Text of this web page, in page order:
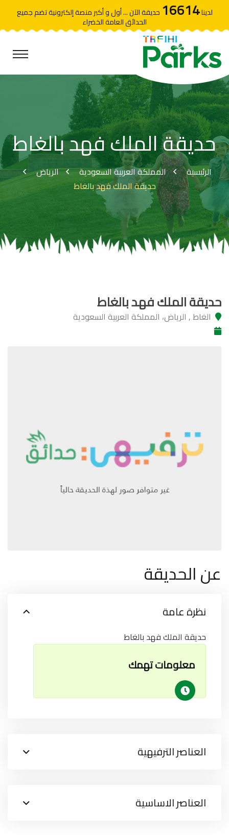
لدينا16614 حديقة الآن ... أول و أكبر منصة إلكترونية تضم جميع
الحدائق العامة الخضراء
حديقة الملك فهد بالغاط
الرئيسية المملكة العربية السعودية
الرياض
حديقة الملك فهد بالغاط
حديقة الملك فهد بالغاط
الغاط , الرياض، المملكة العربية السعودية
عن الحديقة
نظرة عامة
حديقة الملك فهد بالغاط
معلومات تهمك
العناصر الترفيهية
العناصر الاساسية